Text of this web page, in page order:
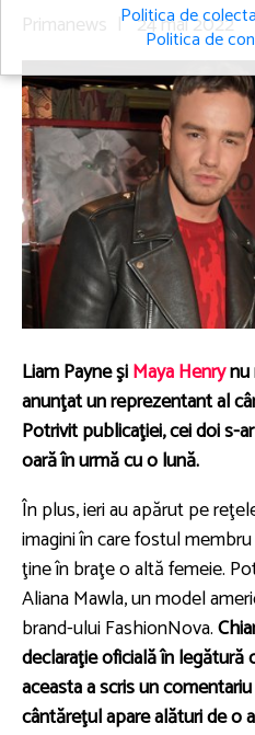
Primanews | 24 mai 2022
Liam Payne şiMaya Henrynu
anunţat un reprezentant al
Potrivit publicaţiei, cei doi s-
oară în urmă cu o lună.
În plus, ieri au apărut pe
imagini în care fostul
ţine în braţe o altă femeie.
Aliana Mawla, un model
brand-ului FashionNova.
declaraţie oficială în legătură
aceasta a scris un
cântăreţul apare alături de o
Politica de
Politica de